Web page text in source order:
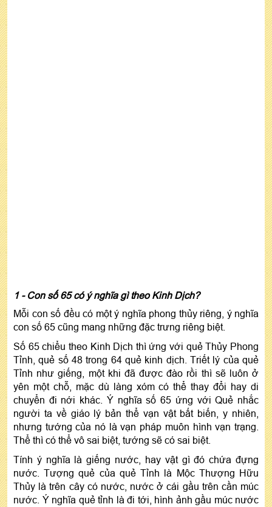
1 - Con số 65 có ý nghĩa gì theo Kinh Dịch?
Mỗi con số đều có một ý nghĩa phong thủy riêng, ý nghĩa
con số 65 cũng mang những đặc trưng riêng biệt.
Số 65 chiểu theo Kinh Dịch thì ứng với quẻ Thủy Phong
Tỉnh, quẻ số 48 trong 64 quẻ kinh dịch. Triết lý của quẻ
Tỉnh như giếng, một khi đã được đào rồi thì sẽ luôn ở
yên một chỗ, mặc dù làng xóm có thể thay đổi hay di
chuyển đi nới khác. Ý nghĩa số 65 ứng với Quẻ nhắc
người ta về giáo lý bản thể vạn vật bất biến, y nhiên,
nhưng tướng của nó là vạn pháp muôn hình vạn trạng.
Thể thì có thể vô sai biệt, tướng sẽ có sai biệt.
Tính ý nghĩa là giếng nước, hay vật gì đó chứa đựng
nước. Tượng quẻ của quẻ Tỉnh là Mộc Thượng Hữu
Thủy là trên cây có nước, nước ở cái gầu trên cần múc
nước. Ý nghĩa quẻ tỉnh là đi tới, hình ảnh gầu múc nước